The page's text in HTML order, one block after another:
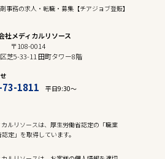
事務の求人・転職・募集【チアジョブ登販】
社メディカルリソース
〒108-0014
芝5-33-11 田町タワー8階
1811
平日9:30〜
ルリソースは、厚生労働省認定の「職業
定」を取得しています。